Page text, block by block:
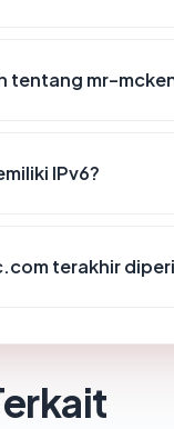
tentang mr-
IPv6?
terakhir